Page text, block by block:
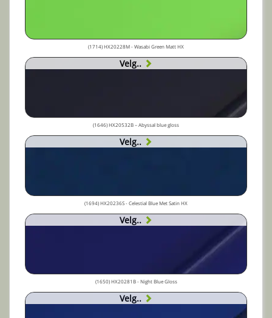
(1714) HX20228M - Wasabi Green Matt HX
Velg..
(1646) HX20532B – Abyssal blue gloss
Velg..
(1694) HX20236S - Celestial Blue Met Satin HX
Velg..
(1650) HX20281B - Night Blue Gloss
Velg..